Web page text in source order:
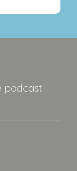
podcast